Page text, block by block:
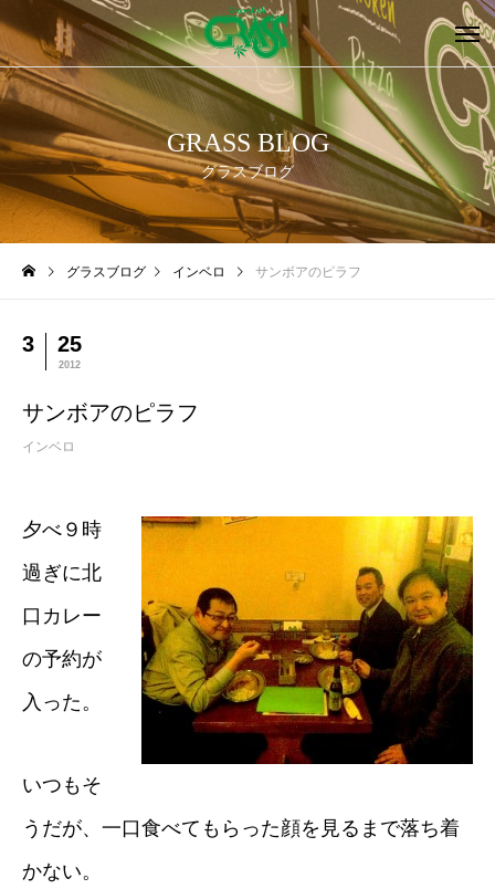
GRASS BLOG
グラスブログ
グラスブログ インベロ サンボアのピラフ
3 25
2012
サンボアのピラフ
インベロ
夕べ９時
過ぎに北
口カレー
の予約が
入った。
いつもそ
うだが、一口食べてもらった顔を見るまで落ち着
かない。